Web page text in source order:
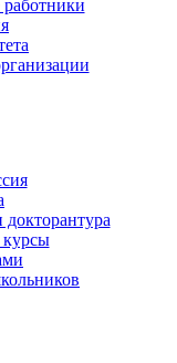
работники
курсы